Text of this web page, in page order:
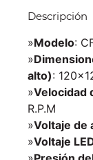
Descripción
»Modelo:
»
alto):
»Velocidad
R.P.M
»Voltaje de
»Voltaje